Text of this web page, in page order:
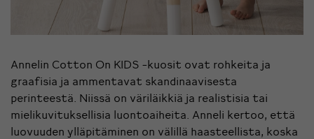
Annelin Cotton On KIDS -kuosit ovat rohkeita ja
graafisia ja ammentavat skandinaavisesta
perinteestä. Niissä on väriläikkiä ja realistisia tai
mielikuvituksellisia luontoaiheita. Anneli kertoo, että
luovuuden ylläpitäminen on välillä haasteellista, koska